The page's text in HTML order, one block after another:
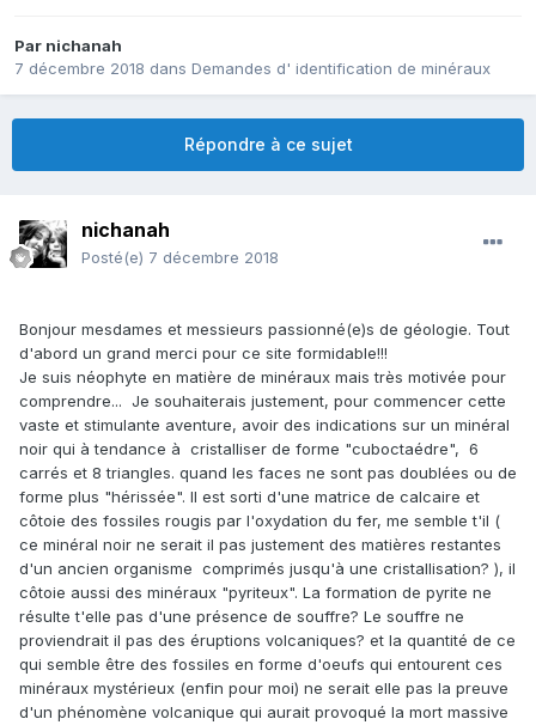
Par nichanah
7 décembre 2018 dans Demandes d' identification de minéraux
Répondre à ce sujet
nichanah
Posté(e) 7 décembre 2018
Bonjour mesdames et messieurs passionné(e)s de géologie. Tout
d'abord un grand merci pour ce site formidable!!!
Je suis néophyte en matière de minéraux mais très motivée pour
comprendre... Je souhaiterais justement, pour commencer cette
vaste et stimulante aventure, avoir des indications sur un minéral
noir qui à tendance à cristalliser de forme "cuboctaédre", 6
carrés et 8 triangles. quand les faces ne sont pas doublées ou de
forme plus "hérissée". Il est sorti d'une matrice de calcaire et
côtoie des fossiles rougis par l'oxydation du fer, me semble t'il (
ce minéral noir ne serait il pas justement des matières restantes
d'un ancien organisme comprimés jusqu'à une cristallisation? ), il
côtoie aussi des minéraux "pyriteux". La formation de pyrite ne
résulte t'elle pas d'une présence de souffre? Le souffre ne
proviendrait il pas des éruptions volcaniques? et la quantité de ce
qui semble être des fossiles en forme d'oeufs qui entourent ces
minéraux mystérieux (enfin pour moi) ne serait elle pas la preuve
d'un phénomène volcanique qui aurait provoqué la mort massive